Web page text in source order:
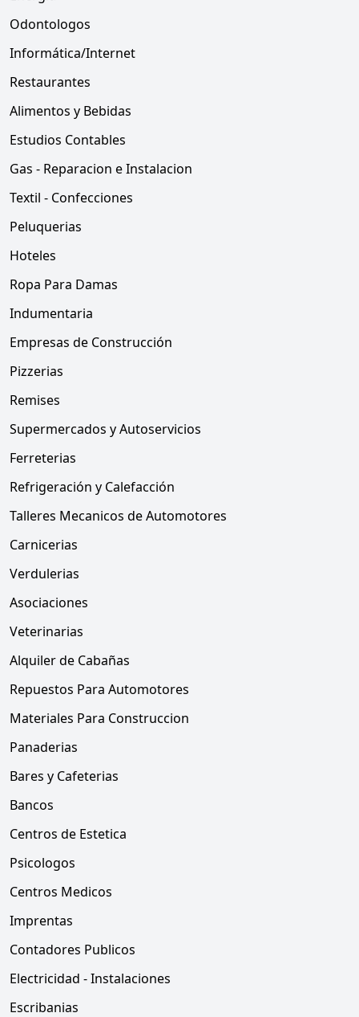
Odontologos
Informática/Internet
Restaurantes
Alimentos y Bebidas
Estudios Contables
Gas - Reparacion e Instalacion
Textil - Confecciones
Peluquerias
Hoteles
Ropa Para Damas
Indumentaria
Empresas de Construcción
Pizzerias
Remises
Supermercados y Autoservicios
Ferreterias
Refrigeración y Calefacción
Talleres Mecanicos de Automotores
Carnicerias
Verdulerias
Asociaciones
Veterinarias
Alquiler de Cabañas
Repuestos Para Automotores
Materiales Para Construccion
Panaderias
Bares y Cafeterias
Bancos
Centros de Estetica
Psicologos
Centros Medicos
Imprentas
Contadores Publicos
Electricidad - Instalaciones
Escribanias